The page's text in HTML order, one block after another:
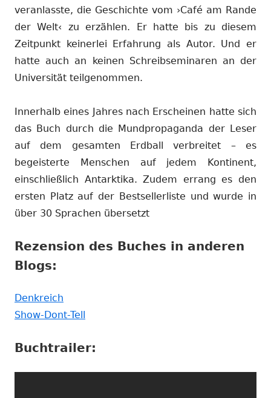
veranlasste, die Geschichte vom ›Café am Rande
der Welt‹ zu erzählen. Er hatte bis zu diesem
Zeitpunkt keinerlei Erfahrung als Autor. Und er
hatte auch an keinen Schreibseminaren an der
Universität teilgenommen.
Innerhalb eines Jahres nach Erscheinen hatte sich
das Buch durch die Mundpropaganda der Leser
auf dem gesamten Erdball verbreitet – es
begeisterte Menschen auf jedem Kontinent,
einschließlich Antarktika. Zudem errang es den
ersten Platz auf der Bestsellerliste und wurde in
über 30 Sprachen übersetzt
Rezension des Buches in anderen
Blogs:
Denkreich
neuem
öffnen
Show-Dont-Tell
Fenster
Buchtrailer: